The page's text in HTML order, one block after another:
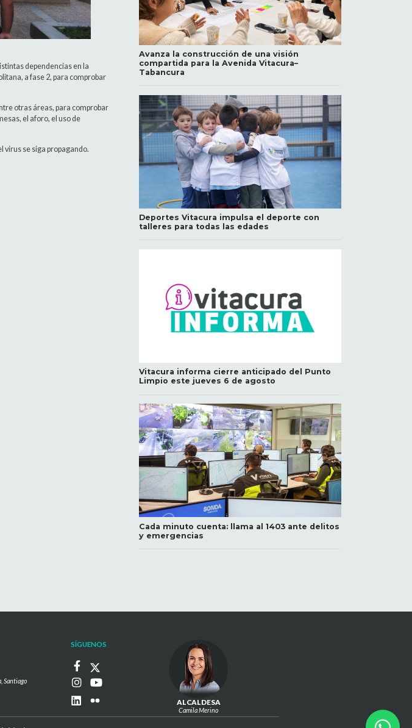
dependencias en la
a fase 2, para comprobar
otras áreas, para comprobar
el aforo, el uso de
virus se siga propagando.
Avanza la construcción de una visión
compartida para la Avenida Vitacura–
Tabancura
Deportes Vitacura impulsa el deporte con
talleres para todas las edades
Vitacura informa cierre anticipado del Punto
Limpio este jueves 6 de agosto
Cada minuto cuenta: llama al 1403 ante delitos
y emergencias
Santiago
SÍGUENOS
ALCALDESA
Camila Merino